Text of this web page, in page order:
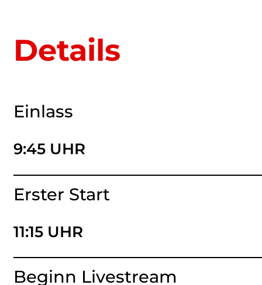
Details
Einlass
9:45 UHR
Erster Start
11:15 UHR
Beginn Livestream